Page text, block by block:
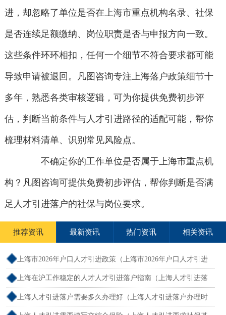
进，却忽略了单位是否在上海市重点机构名录、社保
是否连续足额缴纳、岗位职责是否与申报方向一致。
这些条件环环相扣，任何一个细节不符合要求都可能
导致申请被退回。凡图咨询专注上海落户政策细节十
多年，熟悉各类审核逻辑，可为你提供免费初步评
估，判断当前条件与人才引进路径的适配可能，帮你
梳理材料清单、识别常见风险点。
不确定你的工作单位是否属于上海市重点机
构？凡图咨询可提供免费初步评估，帮你判断是否满
足人才引进落户的社保与岗位要求。
推荐资讯 最新资讯 热门资讯 相关资讯
上海市2026年户口人才引进政策（上海市2026年户口人才引进
政策文件）
上海在沪工作稳定的人才人才引进落户指南（上海人才引进落
户怎么办理）
上海人才引进落户需要多久办理好（上海人才引进落户办理时